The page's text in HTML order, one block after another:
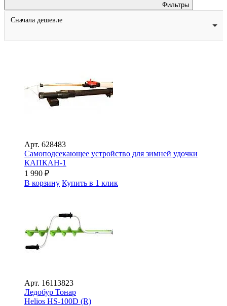
Фильтры
Сначала дешевле
Арт. 628483
Самоподсекающее устройство для зимней удочки
КАПКАН-1
1 990 ₽
В корзину Купить в 1 клик
Арт. 16113823
Ледобур Тонар
Helios HS-100D (R)